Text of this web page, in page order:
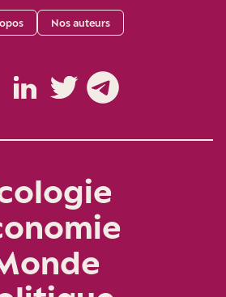
Nos auteurs